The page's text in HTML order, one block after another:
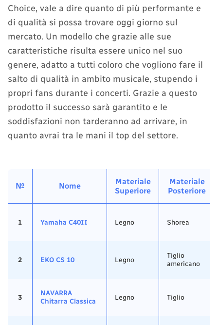
Choice, vale a dire quanto di più performante e
di qualità si possa trovare oggi giorno sul
mercato. Un modello che grazie alle sue
caratteristiche risulta essere unico nel suo
genere, adatto a tutti coloro che vogliono fare il
salto di qualità in ambito musicale, stupendo i
propri fans durante i concerti. Grazie a questo
prodotto il successo sarà garantito e le
soddisfazioni non tarderanno ad arrivare, in
quanto avrai tra le mani il top del settore.
№ Nome
Materiale
Superiore
Materiale
Posteriore
1 Yamaha C40II Legno Shorea
2 EKO CS 10 Legno
Tiglio
americano
3
NAVARRA
Chitarra Classica
Legno Tiglio